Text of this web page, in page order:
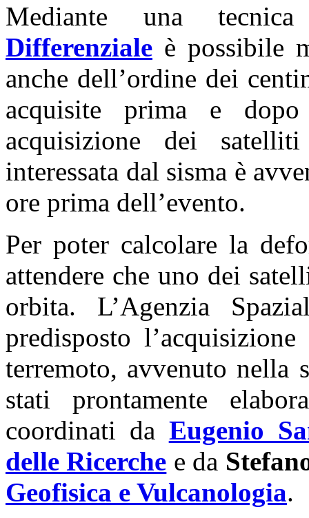
Mediante una
Differenziale è possibile
anche dell’ordine dei
acquisite prima e
acquisizione dei
interessata dal sisma è
ore prima dell’evento.
Per poter calcolare la
attendere che uno dei
orbita. L’Agenzia
predisposto
terremoto, avvenuto nella
stati prontamente
coordinati da Eugenio
delle Ricerche e da
Geofisica e Vulcanologia.